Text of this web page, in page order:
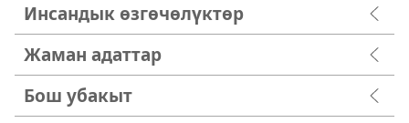
Инсандык өзгөчөлүктөр
Жаман адаттар
Бош убакыт